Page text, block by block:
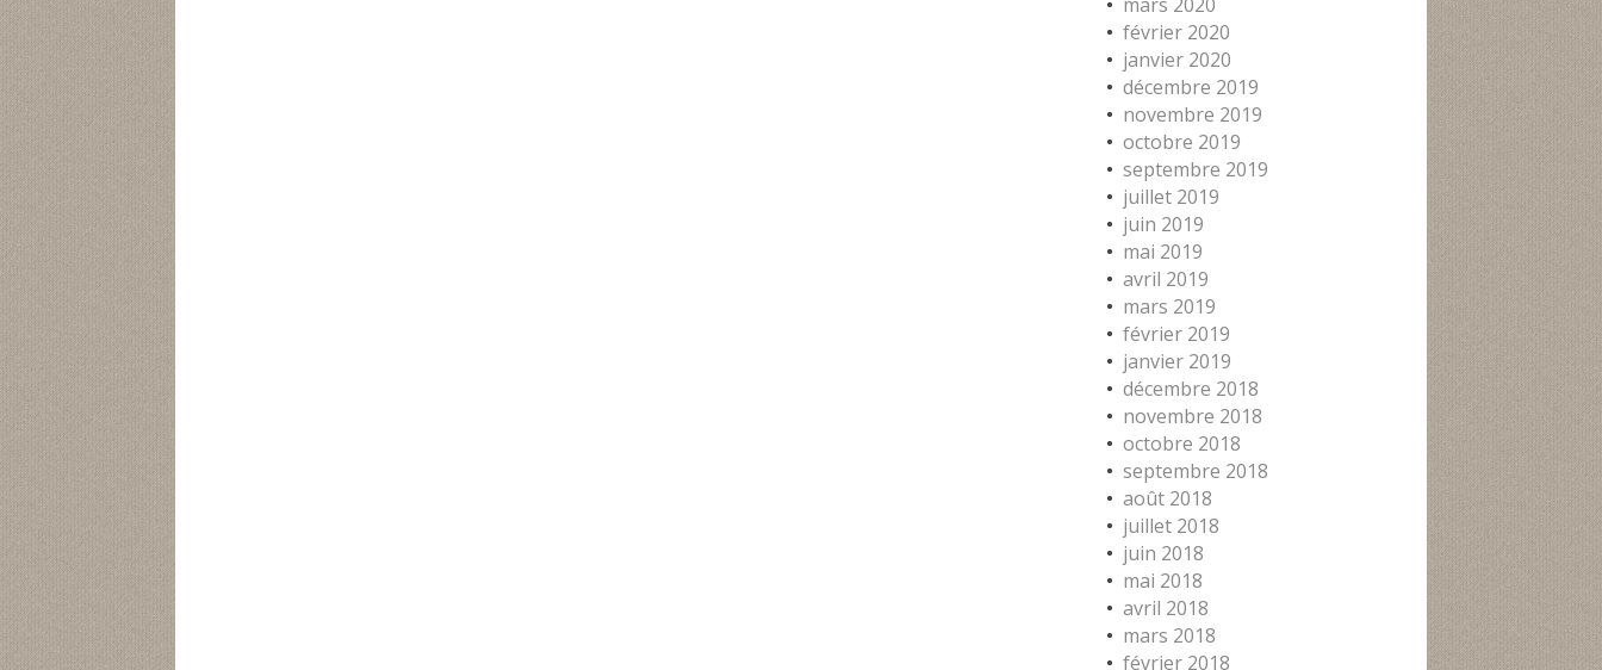
février 2020
janvier 2020
décembre 2019
novembre 2019
octobre 2019
septembre 2019
juillet 2019
juin 2019
mai 2019
avril 2019
mars 2019
février 2019
janvier 2019
décembre 2018
novembre 2018
octobre 2018
septembre 2018
août 2018
juillet 2018
juin 2018
mai 2018
avril 2018
mars 2018
février 2018